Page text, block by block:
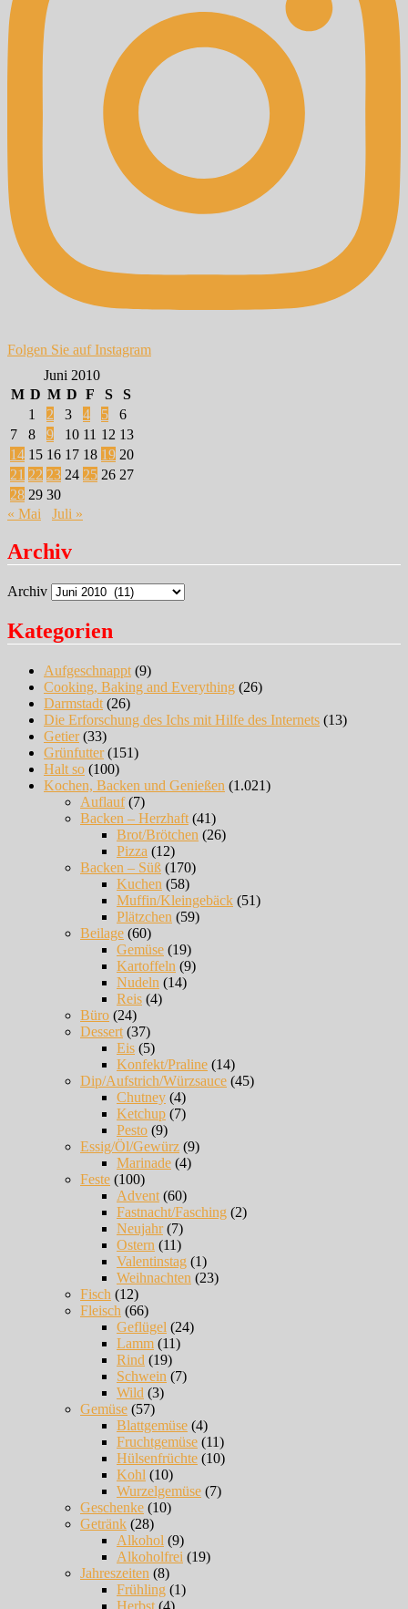
Folgen Sie auf Instagram
Juni 2010
M D M D F S
S
1
2 3 4 5
6
7
8 9 10 11 12 13
14 15 16 17 18 19 20
21 22 23 24 25 26 27
28 29 30
« Mai
Juli »
Archiv
Archiv
Kategorien
Aufgeschnappt (9)
Cooking, Baking and Everything (26)
Darmstadt (26)
Die Erforschung des Ichs mit Hilfe des Internets (13)
Getier(33)
Grünfutter(151)
Halt so (100)
Kochen, Backen und Genießen (1.021)
Auflauf(7)
Backen – Herzhaft (41)
Brot/Brötchen (26)
Pizza (12)
Backen – Süß (170)
Kuchen (58)
Muffin/Kleingebäck (51)
Plätzchen (59)
Beilage (60)
Gemüse (19)
Kartoffeln (9)
Nudeln (14)
Reis (4)
Büro (24)
Dessert (37)
Eis (5)
Konfekt/Praline (14)
Dip/Aufstrich/Würzsauce (45)
Chutney (4)
Ketchup (7)
Pesto (9)
Essig/Öl/Gewürz (9)
Marinade (4)
Feste (100)
Advent (60)
Fastnacht/Fasching (2)
Neujahr(7)
Ostern (11)
Valentinstag (1)
Weihnachten (23)
Fisch (12)
Fleisch (66)
Geflügel (24)
Lamm (11)
Rind (19)
Schwein (7)
Wild (3)
Gemüse (57)
Blattgemüse (4)
Fruchtgemüse (11)
Hülsenfrüchte (10)
Kohl (10)
Wurzelgemüse (7)
Geschenke (10)
Getränk (28)
Alkohol (9)
Alkoholfrei (19)
Jahreszeiten (8)
Frühling (1)